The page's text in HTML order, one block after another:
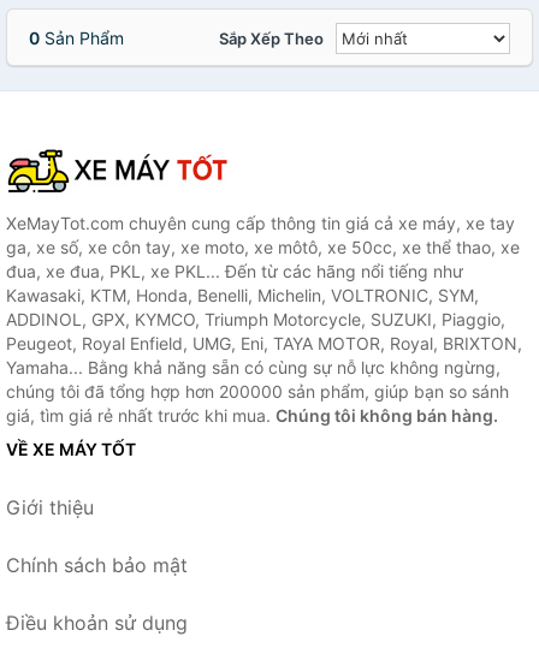
0 Sản Phẩm Sắp Xếp Theo
XeMayTot.com chuyên cung cấp thông tin giá cả xe máy, xe tay
ga, xe số, xe côn tay, xe moto, xe môtô, xe 50cc, xe thể thao, xe
đua, xe đua, PKL, xe PKL... Đến từ các hãng nổi tiếng như
Kawasaki, KTM, Honda, Benelli, Michelin, VOLTRONIC, SYM,
ADDINOL, GPX, KYMCO, Triumph Motorcycle, SUZUKI, Piaggio,
Peugeot, Royal Enfield, UMG, Eni, TAYA MOTOR, Royal, BRIXTON,
Yamaha... Bằng khả năng sẵn có cùng sự nỗ lực không ngừng,
chúng tôi đã tổng hợp hơn 200000 sản phẩm, giúp bạn so sánh
giá, tìm giá rẻ nhất trước khi mua. Chúng tôi không bán hàng.
VỀ XE MÁY TỐT
Giới thiệu
Chính sách bảo mật
Điều khoản sử dụng